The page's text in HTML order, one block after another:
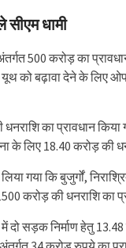
सीएम धामी
500 करोड़ का
को बढ़ावा देने के लिए
का प्रावधान
के लिए 18.40 करोड़ की
गया कि बुजुर्गों,
करोड़ की धनराशि का
सड़क निर्माण हेतु